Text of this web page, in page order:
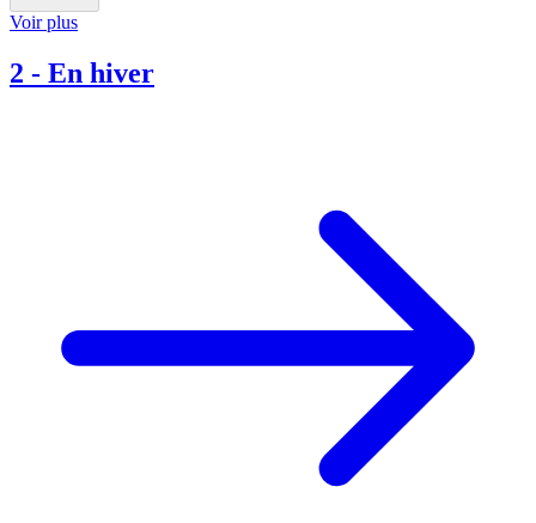
Voir plus
2 - En hiver